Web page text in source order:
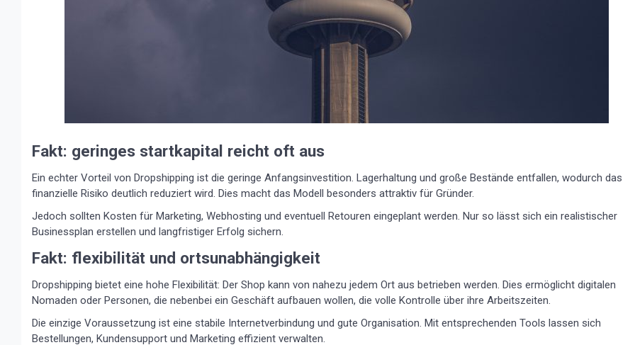
Fakt: geringes startkapital reicht oft aus
Ein echter Vorteil von Dropshipping ist die geringe Anfangsinvestition. Lagerhaltung und große Bestände entfallen, wodurch das
finanzielle Risiko deutlich reduziert wird. Dies macht das Modell besonders attraktiv für Gründer.
Jedoch sollten Kosten für Marketing, Webhosting und eventuell Retouren eingeplant werden. Nur so lässt sich ein realistischer
Businessplan erstellen und langfristiger Erfolg sichern.
Fakt: flexibilität und ortsunabhängigkeit
Dropshipping bietet eine hohe Flexibilität: Der Shop kann von nahezu jedem Ort aus betrieben werden. Dies ermöglicht digitalen
Nomaden oder Personen, die nebenbei ein Geschäft aufbauen wollen, die volle Kontrolle über ihre Arbeitszeiten.
Die einzige Voraussetzung ist eine stabile Internetverbindung und gute Organisation. Mit entsprechenden Tools lassen sich
Bestellungen, Kundensupport und Marketing effizient verwalten.